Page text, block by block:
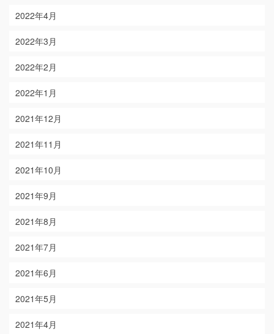
2022年4月
2022年3月
2022年2月
2022年1月
2021年12月
2021年11月
2021年10月
2021年9月
2021年8月
2021年7月
2021年6月
2021年5月
2021年4月